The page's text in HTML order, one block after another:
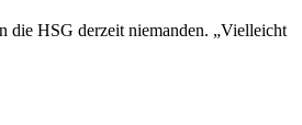
die HSG derzeit niemanden. „Vielleicht